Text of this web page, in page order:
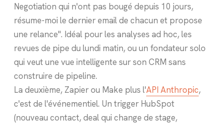
Negotiation qui n'ont pas bougé depuis 10 jours,
résume-moi le dernier email de chacun et propose
une relance". Idéal pour les analyses ad hoc, les
revues de pipe du lundi matin, ou un fondateur solo
qui veut une vue intelligente sur son CRM sans
construire de pipeline.
La deuxième, Zapier ou Make plus l'API Anthropic,
c'est de l'événementiel. Un trigger HubSpot
(nouveau contact, deal qui change de stage,